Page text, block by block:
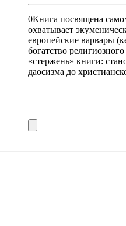
0Книга посвящена
охватывает
европейские варвары
богатство
«стержень» книги:
даосизма до